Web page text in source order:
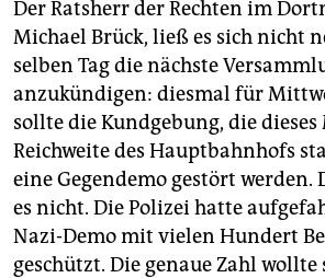
Der Ratsherr der Rechten im
Michael Brück, ließ es sich nicht
selben Tag die nächste
anzukündigen: diesmal für
sollte die Kundgebung, die
Reichweite des Hauptbahnhofs
eine Gegendemo gestört werden.
es nicht. Die Polizei hatte
Nazi-Demo mit vielen Hundert
geschützt. Die genaue Zahl wollte